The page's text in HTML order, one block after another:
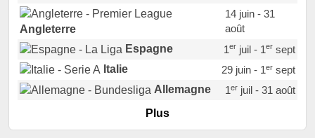
Angleterre
14 juin - 31
août
Espagne
1erjuil - 1ersept
Italie
29 juin - 1ersept
Allemagne
1erjuil - 31 août
Portugal
Pays-Bas
22 juin - 2 sept
Plus